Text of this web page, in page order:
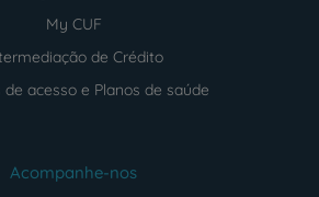
My CUF
de Crédito
de acesso e Planos de saúde
Acompanhe-nos